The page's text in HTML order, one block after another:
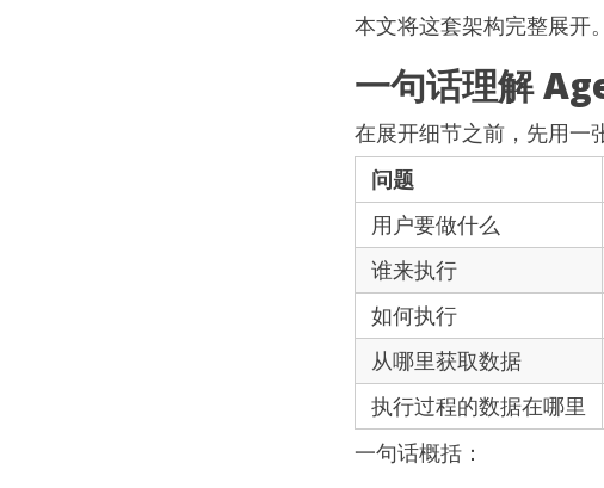
本文将这套架构完整展开。
一句话理解
在展开细节之前，先用一
问题
用户要做什么
谁来执行
如何执行
从哪里获取数据
执行过程的数据在哪里
一句话概括：